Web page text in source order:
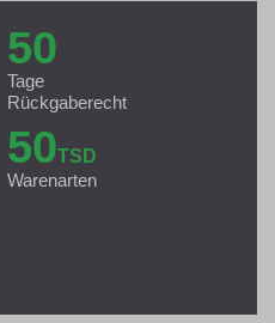
50
Tage
Rückgaberecht
50TSD
Warenarten